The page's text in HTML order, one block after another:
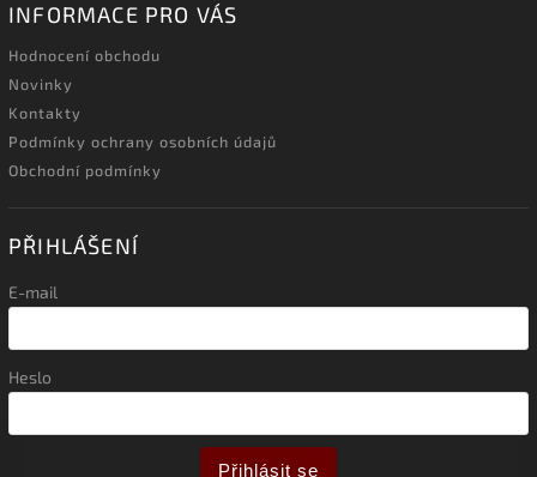
INFORMACE PRO VÁS
Hodnocení obchodu
Novinky
Kontakty
Podmínky ochrany osobních údajů
Obchodní podmínky
PŘIHLÁŠENÍ
E-mail
Heslo
Přihlásit se